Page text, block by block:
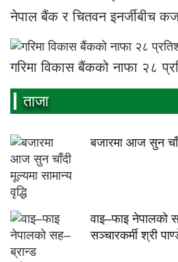
नेपाल बैंक र चितवन इनर्जीबीच
गरिमा विकास बैंकको नाफा २८
ताजा
बजारमा आज सुन
वाइ–फाइ नेपालको
सञ्चारकर्मी श्री